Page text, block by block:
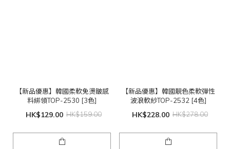
【新品優惠】韓國柔軟免燙皺感
料綁領TOP-2530 [3色]
HK$129.00 HK$159.00
【新品優惠】韓國靚色柔軟彈性
波浪軟紗TOP-2532 [4色]
HK$228.00 HK$278.00